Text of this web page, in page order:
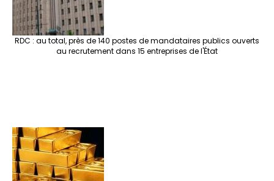
RDC : au total, près de 140 postes de mandataires publics ouverts
au recrutement dans 15 entreprises de l'État